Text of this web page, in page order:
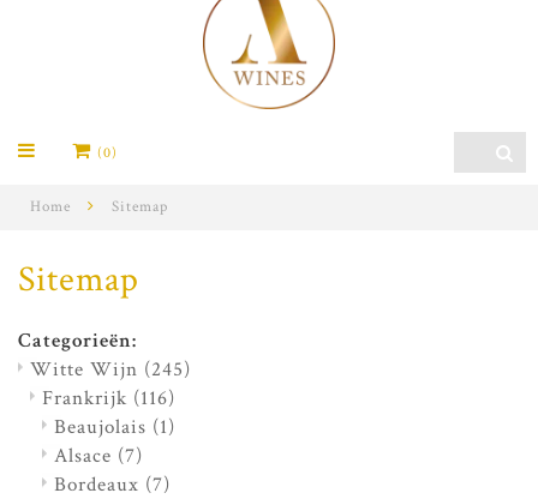
(0)
Home Sitemap
Sitemap
Categorieën:
Witte Wijn (245)
Frankrijk (116)
Beaujolais (1)
Alsace (7)
Bordeaux (7)